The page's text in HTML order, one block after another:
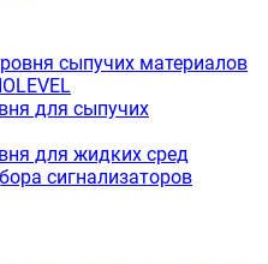
сыпучих материалов
для сыпучих
для жидких сред
сигнализаторов